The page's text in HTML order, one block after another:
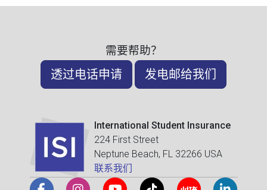
需要帮助？
透过电话申请 发电邮给我们
International Student Insurance
224 First Street
Neptune Beach, FL 32266 USA
联系我们